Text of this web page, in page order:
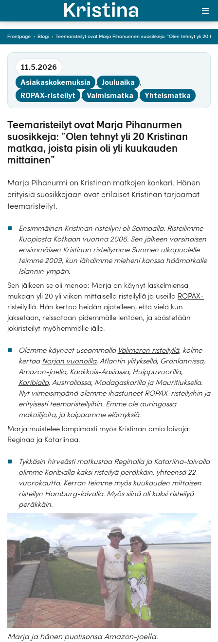
tehnyt yli 20 Kristinan
matkaa, joista pisin oli
yli kuukauden
mittainen”
Frontpage › Blogi › Teemaristeilyt ovat Marja Pihanurmen suosikkeja: ”Olen tehnyt yli 20
11.5.2026
Asiakaskokemuksia
, Jouluaika
,
ROPAX-risteilyt
, Valmismatka , Yhteismatka
Teemaristeilyt ovat Marja Pihanurmen
suosikkeja: ”Olen tehnyt yli 20 Kristinan
matkaa, joista pisin oli yli kuukauden
mittainen”
Marja Pihanurmi on Kristinan matkojen konkari. Hänen
erityisiä suosikkejaan ovat erilaiset Kristinan tarjoamat
teemaristeilyt.
Ensimmäinen Kristinan risteilyni oli Saimaalla. Risteilimme
Kuopiosta Kotkaan vuonna 2006. Sen jälkeen varsinaisen
ensimmäisen Kristinan risteilymme Suomen ulkopuolelle
teimme 2009, kun lähdimme mieheni kanssa häämatkalle
Islannin ympäri.
Sen jälkeen se oli menoa: Marja on käynyt laskelmiensa
mukaan yli 20 yli viikon mittaisella risteilyllä ja useilla ROPAX-
risteilyillä. Hän kertoo heidän ajatelleen, että vielä kun
jaksetaan, reissataan pidemmälle lentäen, ja säästetään
jokiristeilyt myöhemmälle iälle.
Olemme käyneet useammalla Välimeren risteilyllä, kolme
kertaa Norjan vuonoilla, Atlantin ylityksellä, Grönlannissa,
Amazon-joella, Kaakkois-Aasiassa, Huippuvuorilla,
Karibialla, Australiassa, Madagaskarilla ja Mauritiuksella.
Nyt viimeisimpänä olemme ihastuneet ROPAX-risteilyihin ja
erityisesti teemaristeilyihin. Emme ole auringossa
makoilijoita, ja kaipaamme elämyksiä.
Marja muistelee lämpimästi myös Kristinan omia laivoja:
Reginaa ja Katariinaa.
Tykkäsin hirveästi matkustaa Reginalla ja Katariina-laivalla
olimme Karibialla kaksi risteilyä peräkkäin, yhteensä 22
vuorokautta. Kerran teimme myös kuukauden mittaisen
risteilyn Hamburg-laivalla. Myös siinä oli kaksi risteilyä
peräkkäin.
Marja ja hänen puolisonsa Amazon-joella.